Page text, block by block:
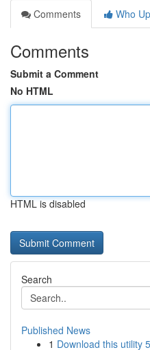
Comments
Who
Comments
Submit a Comment
No HTML
HTML is disabled
Search
Published News
1 Download this utility